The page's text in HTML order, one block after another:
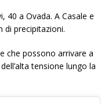
40 a Ovada. A Casale e
di precipitazioni.
che possono arrivare a
tensione lungo la